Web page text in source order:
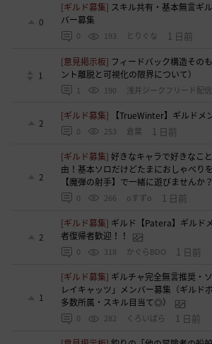
0
[ギルド募集] スキル共有・基本無言ギ
バー募集
0 193 とりぐな 1 日前
1
[意見掲示板] フィードバック構造その
ント離脱と可視化の限界について）
1 190 浅井ジークフリード配
2
[ギルド募集] 【TrueWinter】ギルドメ
0 253 倉葉 1 日前
2
[ギルド募集]好きなキャラで好きなこ
由！基本ソロだけどたまにおしゃべり
【魔弾の射手】で一緒に遊びませんか？
0 266 oすずo 1 日前
2
[ギルド募集] ギルド【Patera】ギルド
者復帰者歓迎！！
0 318 かぐらBDO 1 日前
1
[ギルド募集] ギルチャ完全無言推奨・
レイキャッツ」メンバー募集（ギルド
多数所属・スキル目当て◎）
0 282 くろいばら 1 日前